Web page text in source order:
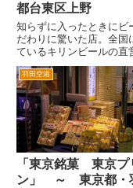
都台東区上野
知らずに入ったときにビ
だわりに驚いた店。全国
ているキリンビールの直
ルが飲めるお店。 普通
入り「じゃあ、まずは生
注文して、ビールが来る
間はなんとなく感覚的に
いというのがあります。
こ...
羽田空港
「東京銘菓 東京プ
ン」 ～ 東京都・